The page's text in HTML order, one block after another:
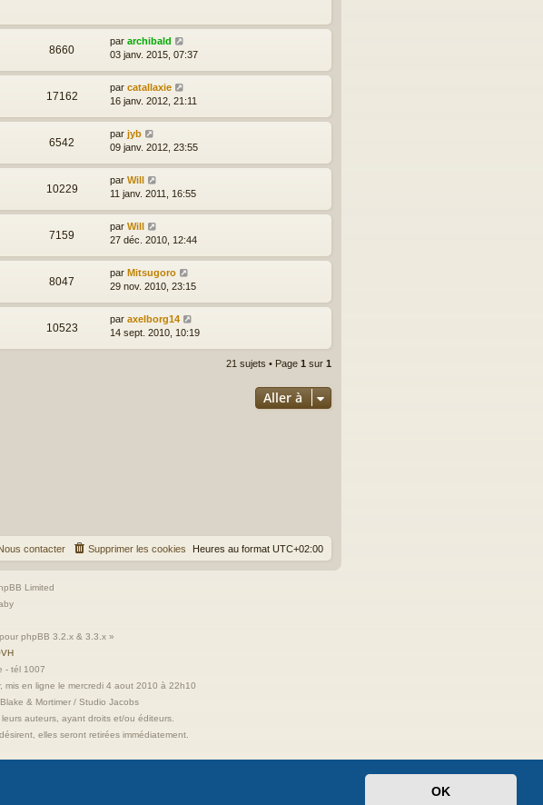
OK
8660
par archibald
03 janv. 2015, 07:37
17162
par catallaxie
16 janv. 2012, 21:11
6542
par jyb
09 janv. 2012, 23:55
10229
par Will
11 janv. 2011, 16:55
7159
par Will
27 déc. 2010, 12:44
8047
par Mitsugoro
29 nov. 2010, 23:15
10523
par axelborg14
14 sept. 2010, 10:19
21 sujets • Page 1 sur 1
Aller à
Heures au format UTC+02:00
Supprimer les cookies
contacter
Limited
phpBB 3.2.x & 3.3.x »
- tél 1007
mis en ligne le mercredi 4 aout 2010 à 22h10
& Mortimer / Studio Jacobs
auteurs, ayant droits et/ou éditeurs.
elles seront retirées immédiatement.